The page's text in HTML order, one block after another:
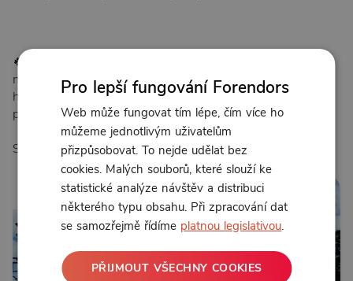
🍀 Děkuji, že na sobě pracujete a že se učíte znovu
naslouchat svému tělu. Příště se můžete těšit na práci s
hranicemi v somatických cvičeních, které vám pomůžou s
pocitem bezpečí na primární úrovni.
S respektem k vaší cestě i vaší síle, vřele MedMaMa
25:47
Pro lepší fungování Forendors
Web může fungovat tím lépe, čím více ho
můžeme jednotlivým uživatelům
přizpůsobovat. To nejde udělat bez
cookies. Malých souborů, které slouží ke
statistické analýze návštěv a distribuci
některého typu obsahu. Při zpracování dat
se samozřejmě řídíme platnou legislativou.
PŘIJMOUT VŠECHNY COOKIES